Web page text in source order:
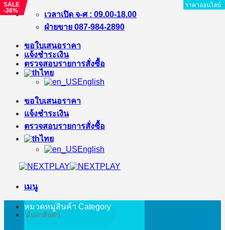
ข้าม
เนื้อหา
เวลาเปิด จ-ศ : 09.00-18.00
ฝ่ายขาย 087-984-2890
ขอใบเสนอราคา
แจ้งชำระเงิน
ตรวจสอบรายการสั่งซื้อ
ไทย
English
ขอใบเสนอราคา
แจ้งชำระเงิน
ตรวจสอบรายการสั่งซื้อ
ไทย
English
เมนู
ค้นหา:
หมวดหมู่สินค้า Category
ราคาออนไลน์
SALE
-36%
ราคาออนไลน์
ราคาออนไลน์
ราคาออนไลน์
ราคาออนไลน์
ราคาออนไลน์
ราคาออนไลน์
ราคาออนไลน์
ราคาออนไลน์
SALE
-9%